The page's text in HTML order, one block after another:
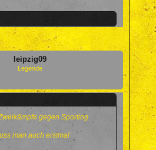
leipzig09
Legende
gegen Sporting
man auch erstmal